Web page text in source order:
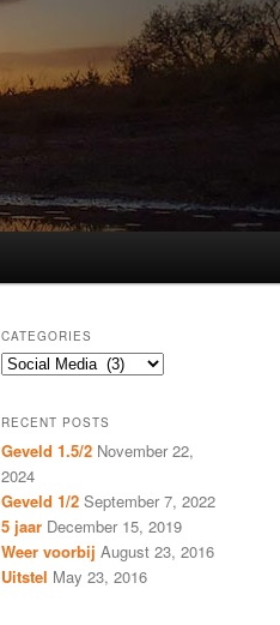
CATEGORIES
Categories
RECENT POSTS
Geveld 1.5/2 November 22,
2024
Geveld 1/2 September 7, 2022
5 jaar December 15, 2019
Weer voorbij August 23, 2016
Uitstel May 23, 2016